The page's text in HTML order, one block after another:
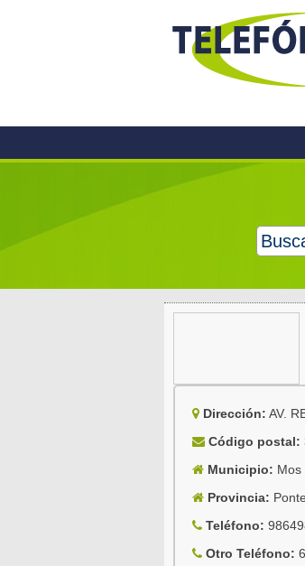
Buscar:
Dirección: AV.
Código postal:
Municipio: Mos
Provincia:
Teléfono:
Otro Teléfono: